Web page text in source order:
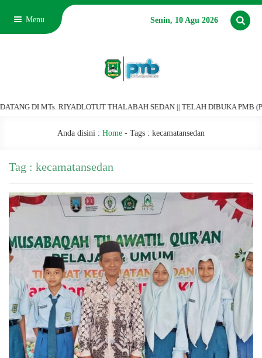
Menu Senin, 10 Agu 2026
DI MTs. RIYADLOTUT THALABAH SEDAN || TELAH DIBUKA PMB
Anda disini : Home - Tags : kecamatansedan
Tag : kecamatansedan